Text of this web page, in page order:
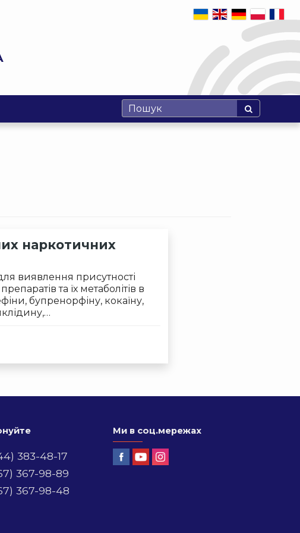
наркотичних
виявлення присутності
та їх метаболітів в
бупренорфіну, кокаїну,
383-48-17
367-98-89
367-98-48
Ми в соц.мережах